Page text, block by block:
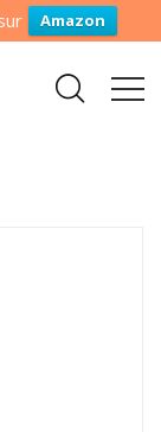
Amazon